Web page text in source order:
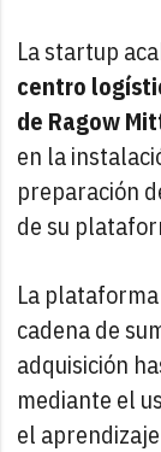
La startup
centro
de Ragow
en la
preparación
de su
La
cadena de
adquisición
mediante el
el